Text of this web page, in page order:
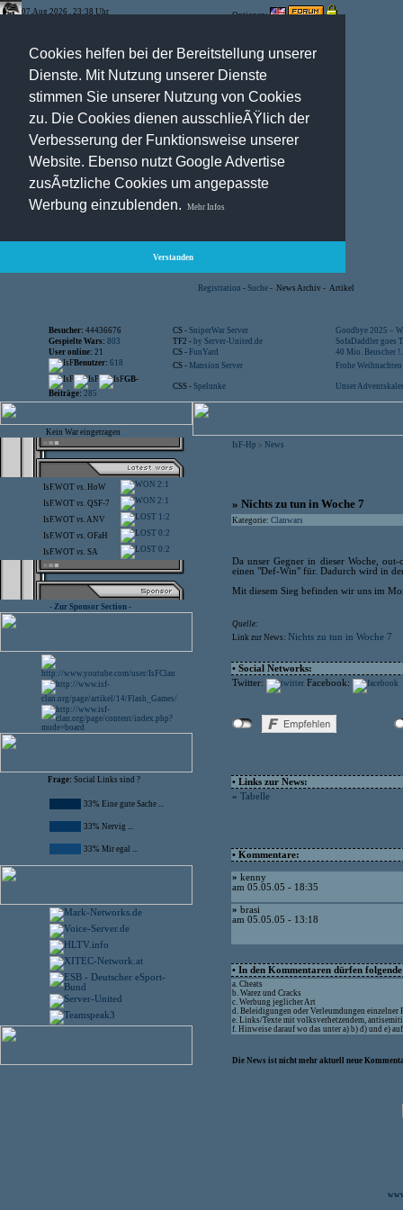
Cookies helfen bei der Bereitstellung unserer
Dienste. Mit Nutzung unserer Dienste
stimmen Sie unserer Nutzung von Cookies
zu. Die Cookies dienen ausschlieÃŸlich der
Verbesserung der Funktionsweise unserer
Website. Ebenso nutzt Google Advertise
zusÃ¤tzliche Cookies um angepasste
Werbung einzublenden.
Mehr Infos
Verstanden
07.Aug.2026 , 23:38 Uhr Optionen:
Registration - Suche - News Archiv - Artikel
Besucher: 44436676 CS - SniperWar Server
Goodbye 2025 –
Gespielte Wars: 803 TF2 - by Server-United.de
SofaDaddler goes
User online: 21 CS - FunYard
40 Mio. Beuscher
Benutzer: 618 CS - Mansion Server
Frohe
GB-
Beiträge: 285
CSS - Spelunke Unser
Kein War eingetragen
IsF.WOT vs. HoW 2:1
IsF.WOT vs. QSF-7 2:1
IsF.WOT vs.ANV 1:2
IsF.WOT vs. OFaH 0:2
IsF.WOT vs. SA 0:2
- Zur Sponsor Section -
Frage: Social Links sind ?
33% Eine gute Sache ...
33% Nervig ...
33% Mir egal ...
IsF-Hp > News
» Nichts zu tun in Woche 7
Kategorie: Clanwars
Da unser Gegner in dieser Woche,
einen "Def-Win" für. Dadurch wird in
Mit diesem Sieg befinden wir uns im
Quelle:
Link zur News: Nichts zu tun in Woche 7
• Social Networks:
Twitter:
Facebook:
• Links zur News:
» Tabelle
• Kommentare:
» kenny
am 05.05.05 - 18:35
» brasi
am 05.05.05 - 13:18
• In den Kommentaren dürfen
a. Cheats
b. Warez und Cracks
c. Werbung jeglicher Art
d. Beleidigungen oder Verleumdungen einzelner
e. Links/Texte mit volksverhetzendem,
f. Hinweise darauf wo das unter a) b) d) und e)
Die News ist nicht mehr aktuell neue